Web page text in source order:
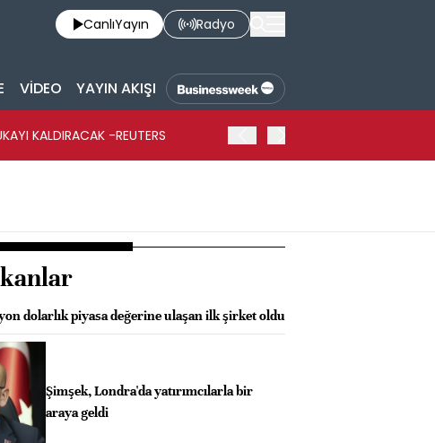
CanlıYayın Radyo
VİDEO YAYIN AKIŞI
KALDIRACAK -REUTERS
dolarlık piyasa değerine ulaşan ilk şirket oldu
Şimşek, Londra'da yatırımcılarla bir
araya geldi